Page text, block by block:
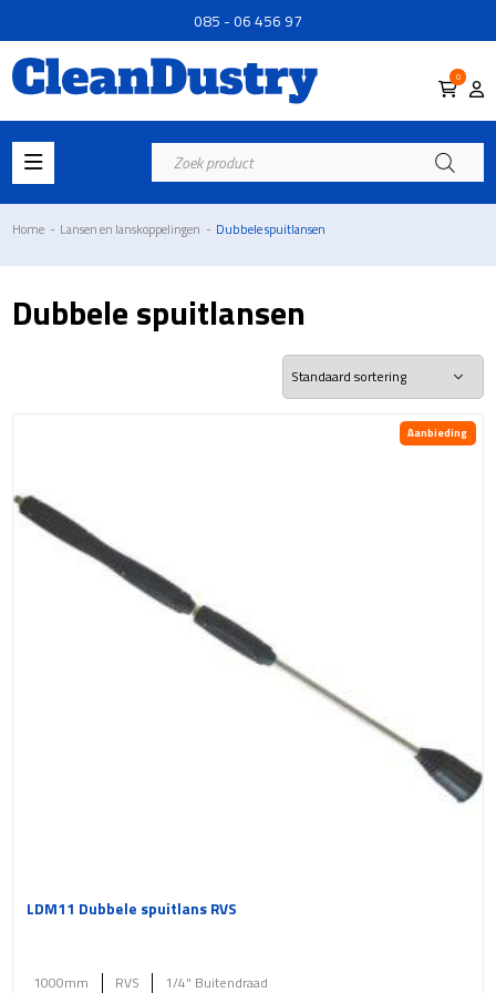
085 - 06 456 97
0
Producten
zoeken
Home - Lansen en lanskoppelingen - Dubbele spuitlansen
Dubbele spuitlansen
Aanbieding
LDM11 Dubbele spuitlans RVS
1000mm RVS 1/4" Buitendraad